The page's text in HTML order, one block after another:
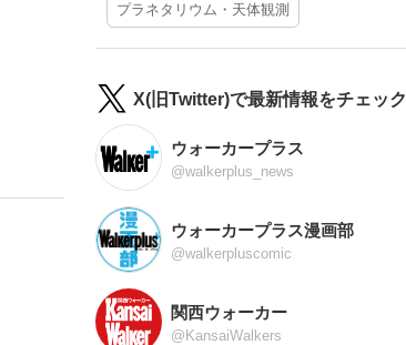
プラネタリウム・天体観測
X(旧Twitter)で最新情報をチェック
ウォーカープラス
@walkerplus_news
ウォーカープラス漫画部
@walkerpluscomic
関西ウォーカー
@KansaiWalkers